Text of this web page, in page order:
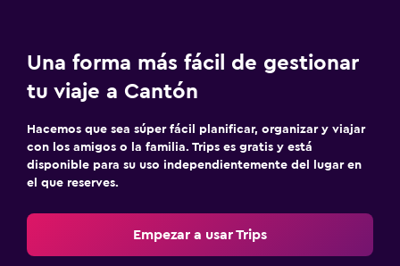
Una forma más fácil de gestionar
tu viaje a Cantón
Hacemos que sea súper fácil planificar, organizar y viajar
con los amigos o la familia. Trips es gratis y está
disponible para su uso independientemente del lugar en
el que reserves.
Empezar a usar Trips